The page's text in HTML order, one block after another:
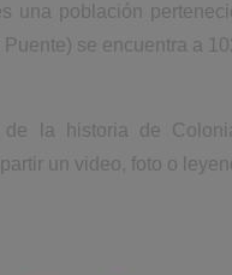
una población
se encuentra a
la historia de
un video, foto o